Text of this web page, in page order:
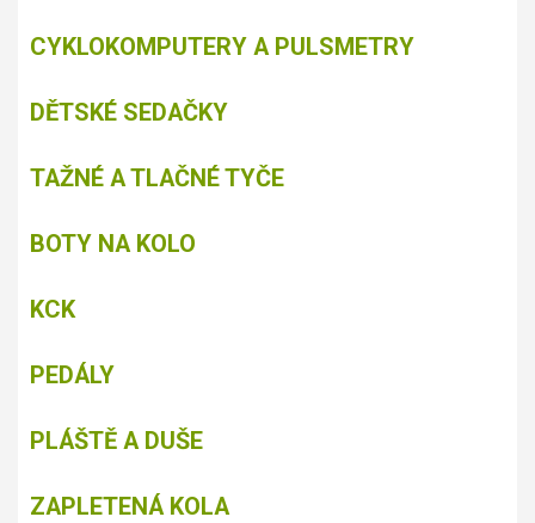
CYKLOKOMPUTERY A PULSMETRY
DĚTSKÉ SEDAČKY
TAŽNÉ A TLAČNÉ TYČE
BOTY NA KOLO
KCK
PEDÁLY
PLÁŠTĚ A DUŠE
ZAPLETENÁ KOLA